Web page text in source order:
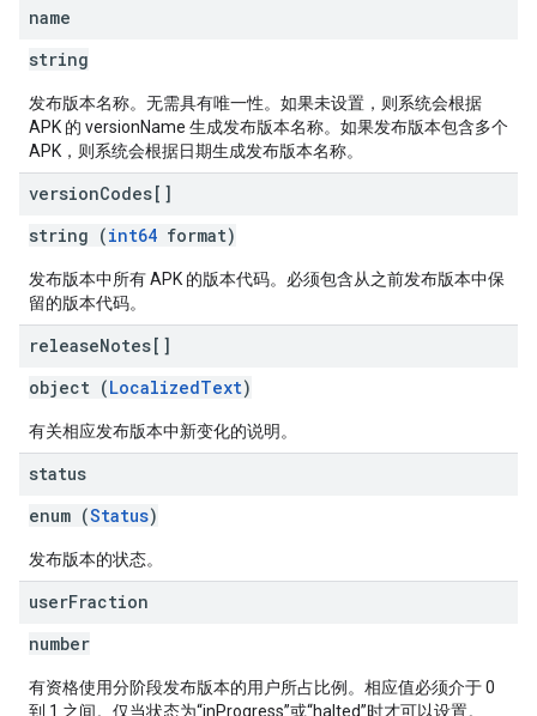
name
string
发布版本名称。无需具有唯一性。如果未设置，则系统会根据
APK 的 versionName 生成发布版本名称。如果发布版本包含多个
APK，则系统会根据日期生成发布版本名称。
versionCodes[]
string (int64 format)
发布版本中所有 APK 的版本代码。必须包含从之前发布版本中保
留的版本代码。
releaseNotes[]
object (LocalizedText)
有关相应发布版本中新变化的说明。
status
enum (Status)
发布版本的状态。
userFraction
number
有资格使用分阶段发布版本的用户所占比例。相应值必须介于 0
到 1 之间。仅当状态为“inProgress”或“halted”时才可以设置。